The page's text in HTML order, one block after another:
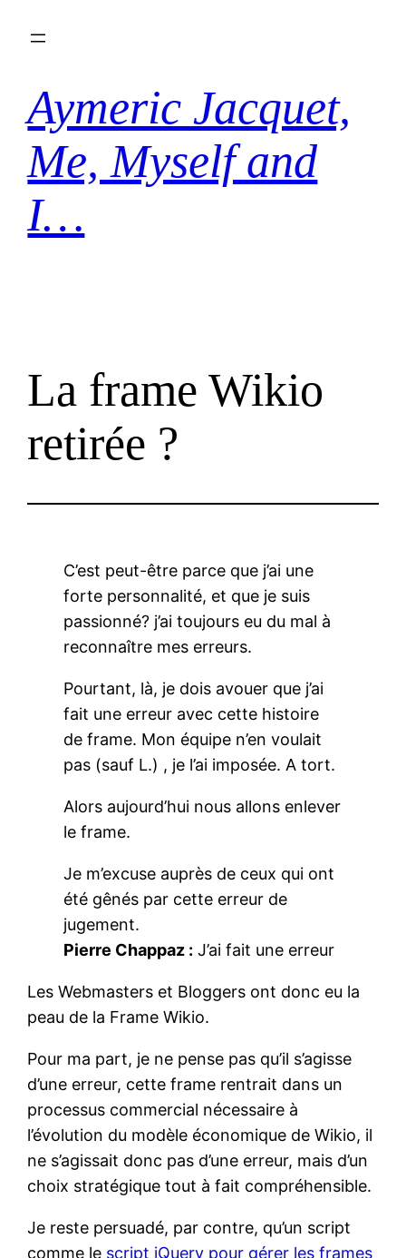
Aymeric Jacquet,
Me, Myself and
I…
La frame Wikio
retirée ?
C’est peut-être parce que j’ai une
forte personnalité, et que je suis
passionné? j’ai toujours eu du mal à
reconnaître mes erreurs.
Pourtant, là, je dois avouer que j’ai
fait une erreur avec cette histoire
de frame. Mon équipe n’en voulait
pas (sauf L.) , je l’ai imposée. A tort.
Alors aujourd’hui nous allons enlever
le frame.
Je m’excuse auprès de ceux qui ont
été gênés par cette erreur de
jugement.
Pierre Chappaz : J’ai fait une erreur
Les Webmasters et Bloggers ont donc eu la
peau de la Frame Wikio.
Pour ma part, je ne pense pas qu’il s’agisse
d’une erreur, cette frame rentrait dans un
processus commercial nécessaire à
l’évolution du modèle économique de Wikio, il
ne s’agissait donc pas d’une erreur, mais d’un
choix stratégique tout à fait compréhensible.
Je reste persuadé, par contre, qu’un script
comme le script jQuery pour gérer les frames